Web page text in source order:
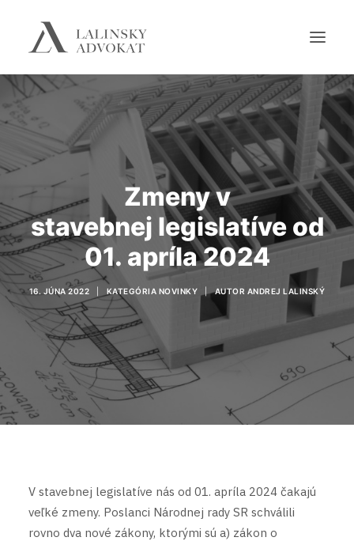
SPÄŤ NA HLAVNÚ STRÁNKU
Zmeny v
stavebnej legislatíve od
01. apríla 2024
16. JÚNA 2022 KATEGÓRIA NOVINKY AUTOR ANDREJ LALINSKÝ
V stavebnej legislatíve nás od 01. apríla 2024 čakajú
veľké zmeny. Poslanci Národnej rady SR schválili
rovno dva nové zákony, ktorými sú a) zákon o